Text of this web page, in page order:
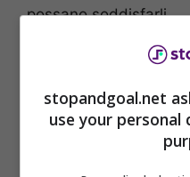
possano soddisfarli.
Nella trattativa
De Paul,
sempre piaciuto
bianconera. Oltre al
stopandgoal.net
use your